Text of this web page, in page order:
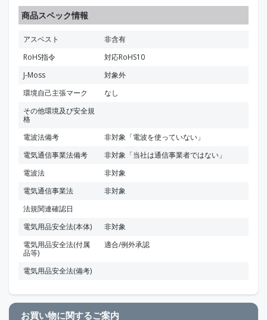
商品スペック情報
アスベスト
非含有
RoHS指令
対応RoHS10
J-Moss
対象外
環境自己主張マーク
なし
その他環境及び安全規
格
電波法備考
非対象「電波を使っていない」
電気通信事業法備考
非対象「当社は通信事業者ではない」
電波法
非対象
電気通信事業法
非対象
法規関連確認日
電気用品安全法(本体)
非対象
電気用品安全法(付属
品等)
適合/例外承認
電気用品安全法(備考)
お買い物に関するご案内